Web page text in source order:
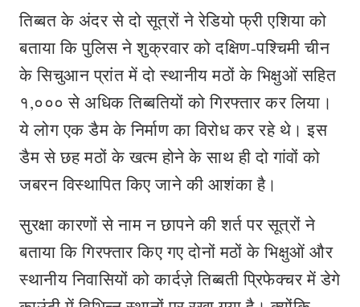
तिब्बत के अंदर से दो सूत्रों ने रेडियो फ्री एशिया को
बताया कि पुलिस ने शुक्रवार को दक्षिण-पश्चिमी चीन
के सिचुआन प्रांत में दो स्थानीय मठों के भिक्षुओं सहित
१,००० से अधिक तिब्बतियों को गिरफ्तार कर लिया।
ये लोग एक डैम के निर्माण का विरोध कर रहे थे। इस
डैम से छह मठों के खत्म होने के साथ ही दो गांवों को
जबरन विस्थापित किए जाने की आशंका है।
सुरक्षा कारणों से नाम न छापने की शर्त पर सूत्रों ने
बताया कि गिरफ्तार किए गए दोनों मठों के भिक्षुओं और
स्थानीय निवासियों को कार्दज़े तिब्बती प्रिफेक्चर में डेगे